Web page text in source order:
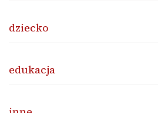
dziecko
edukacja